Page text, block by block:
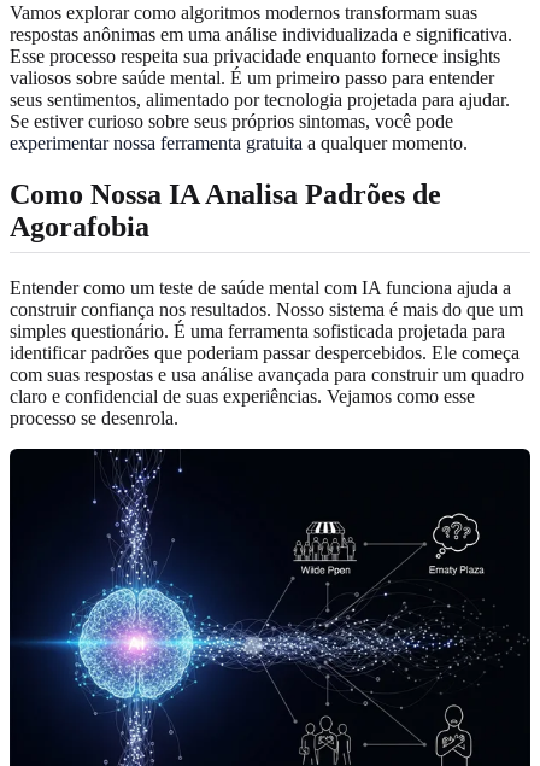
Vamos explorar como algoritmos modernos transformam suas
respostas anônimas em uma análise individualizada e significativa.
Esse processo respeita sua privacidade enquanto fornece insights
valiosos sobre saúde mental. É um primeiro passo para entender
seus sentimentos, alimentado por tecnologia projetada para ajudar.
Se estiver curioso sobre seus próprios sintomas, você pode
experimentar nossa ferramenta gratuita a qualquer momento.
Como Nossa IA Analisa Padrões de
Agorafobia
Entender como um teste de saúde mental com IA funciona ajuda a
construir confiança nos resultados. Nosso sistema é mais do que um
simples questionário. É uma ferramenta sofisticada projetada para
identificar padrões que poderiam passar despercebidos. Ele começa
com suas respostas e usa análise avançada para construir um quadro
claro e confidencial de suas experiências. Vejamos como esse
processo se desenrola.